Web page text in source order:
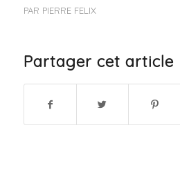
PAR PIERRE FELIX
Partager cet article